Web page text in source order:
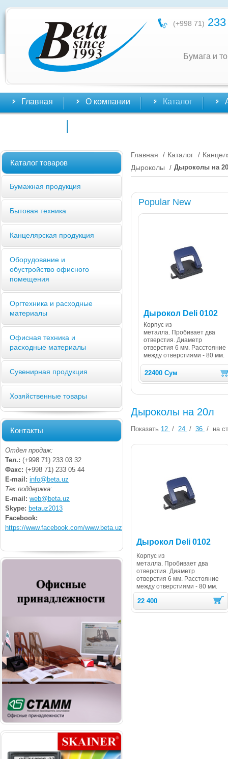
(+998 71)
Бумага и
Главная О компании Каталог
Каталог товаров
Бумажная продукция
Бытовая техника
Канцелярская продукция
Оборудование и
обустройство офисного
помещения
Оргтехника и расходные
материалы
Офисная техника и
расходные материалы
Сувенирная продукция
Хозяйственные товары
Контакты
Отдел продаж:
Тел.: (+998 71) 233 03 32
Факс: (+998 71) 233 05 44
E-mail: info@beta.uz
Тех.поддержка:
E-mail: web@beta.uz
Skype: betauz2013
Facebook:
https://www.facebook.com/www.beta.uz
Главная / Каталог /
Дыроколы
/ Дыроколы на
Popular New
Дырокол Deli 0102
Корпус из
металла. Пробивает два
отверстия. Диаметр
отверстия 6 мм. Расстояние
между отверстиями - 80 мм.
22400 Сум
Дыроколы на 20л
Показать 12 / 24 / 36 / на
Дырокол Deli 0102
Корпус из
металла. Пробивает два
отверстия. Диаметр
отверстия 6 мм. Расстояние
между отверстиями - 80 мм.
22 400